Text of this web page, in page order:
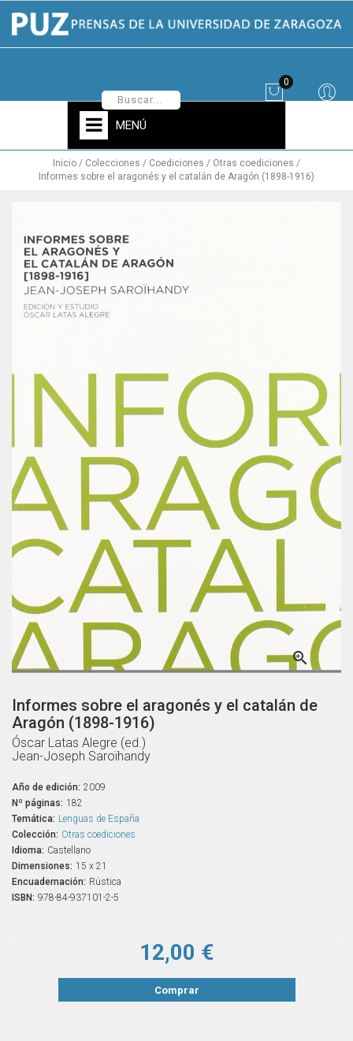
0
MENÚ
Inicio Colecciones Coediciones
Otras coediciones
Informes sobre el aragonés y el catalán de Aragón (1898-1916)

Informes sobre el aragonés y el catalán de
Aragón (1898-1916)
Óscar Latas Alegre (ed.)
Jean-Joseph Saroïhandy
Año de edición: 2009
Nº páginas: 182
Temática: Lenguas de España
Colección: Otras coediciones
Idioma: Castellano
Dimensiones: 15 x 21
Encuadernación: Rústica
ISBN: 978-84-937101-2-5
12,00 €
Comprar